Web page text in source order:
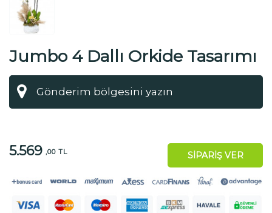
Jumbo 4 Dallı Orkide Tasarımı
5.569 ,00 TL SİPARİŞ VER